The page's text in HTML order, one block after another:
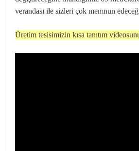
verandası ile sizleri çok memnun
Üretim tesisimizin kısa tanıtım